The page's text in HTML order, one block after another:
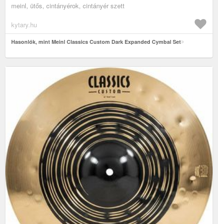
meinl, ütős, cintányérok, cintányér szett
kytary.hu
Hasonlók, mint Meinl Classics Custom Dark Expanded Cymbal Set